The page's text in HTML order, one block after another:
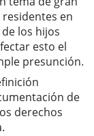
en
los hijos
esto el
presunción.
de
derechos